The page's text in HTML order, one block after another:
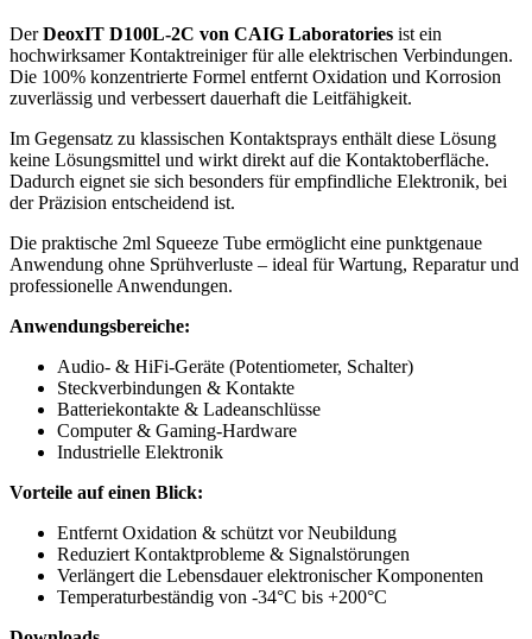
DerDeoxIT D100L-2C von CAIG Laboratories ist ein
hochwirksamer Kontaktreiniger für alle elektrischen Verbindungen.
Die 100% konzentrierte Formel entfernt Oxidation und Korrosion
zuverlässig und verbessert dauerhaft die Leitfähigkeit.
Im Gegensatz zu klassischen Kontaktsprays enthält diese Lösung
keine Lösungsmittel und wirkt direkt auf die Kontaktoberfläche.
Dadurch eignet sie sich besonders für empfindliche Elektronik, bei
der Präzision entscheidend ist.
Die praktische 2ml Squeeze Tube ermöglicht eine punktgenaue
Anwendung ohne Sprühverluste – ideal für Wartung, Reparatur und
professionelle Anwendungen.
Anwendungsbereiche:
Audio- & HiFi-Geräte (Potentiometer, Schalter)
Steckverbindungen & Kontakte
Batteriekontakte & Ladeanschlüsse
Computer & Gaming-Hardware
Industrielle Elektronik
Vorteile auf einen Blick:
Entfernt Oxidation & schützt vor Neubildung
Reduziert Kontaktprobleme & Signalstörungen
Verlängert die Lebensdauer elektronischer Komponenten
Temperaturbeständig von -34°C bis +200°C